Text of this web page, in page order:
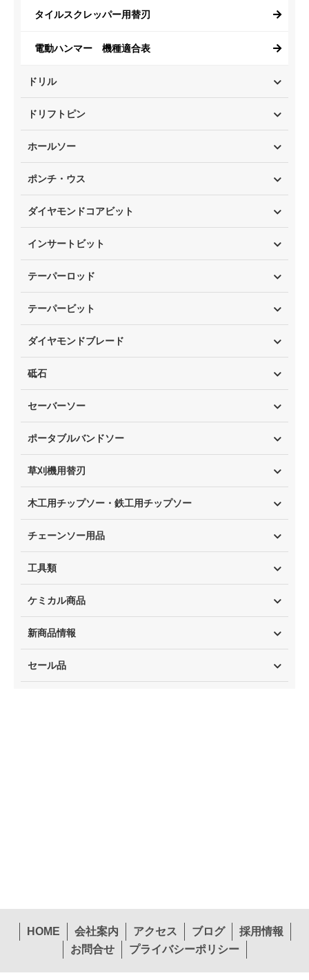
タイルスクレッパー用替刃
電動ハンマー 機種適合表
ドリル
ドリフトピン
ホールソー
ポンチ・ウス
ダイヤモンドコアビット
インサートビット
テーパーロッド
テーパービット
ダイヤモンドブレード
砥石
セーバーソー
ポータブルバンドソー
草刈機用替刃
木工用チップソー・鉄工用チップソー
チェーンソー用品
工具類
ケミカル商品
新商品情報
セール品
HOME 会社案内 アクセス ブログ
採用情報
お問合せ
プライバシーポリシー